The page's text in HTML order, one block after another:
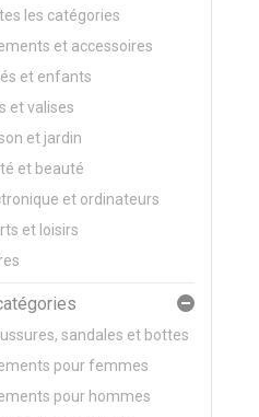
les catégories
et accessoires
et enfants
et valises
et jardin
et beauté
et ordinateurs
et loisirs
sandales et bottes
pour femmes
pour hommes